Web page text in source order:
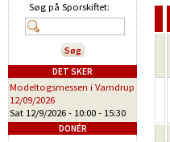
Søg på Sporskiftet:
DET SKER
Modeltogsmessen i Vamdrup
12/09/2026
Sat 12/9/2026 - 10:00 - 15:30
DONÉR